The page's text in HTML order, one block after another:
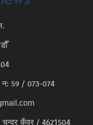
न: 59 / 073-074